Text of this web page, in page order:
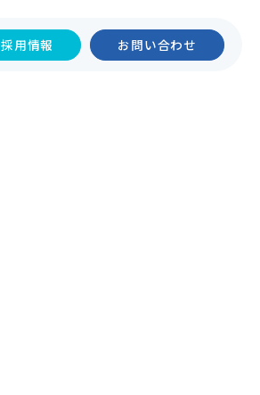
採用情報 お問い合わせ